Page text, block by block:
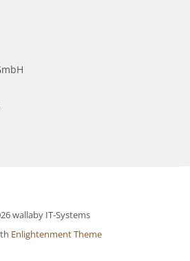
wallaby IT-Systems
Enlightenment Theme